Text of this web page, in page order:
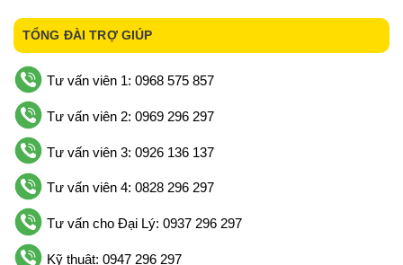
TỔNG ĐÀI TRỢ GIÚP
Tư vấn viên 1: 0968 575 857
Tư vấn viên 2: 0969 296 297
Tư vấn viên 3: 0926 136 137
Tư vấn viên 4: 0828 296 297
Tư vấn cho Đại Lý: 0937 296 297
Kỹ thuật: 0947 296 297